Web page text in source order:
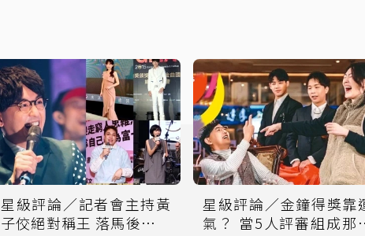
星級評論／記者會主持黃
子佼絕對稱王 落馬後牌局
星級評論／金鐘得獎靠
氣？ 當5人評審組成那